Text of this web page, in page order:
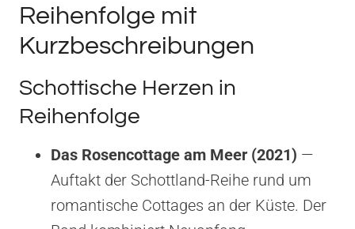
Reihenfolge mit
Kurzbeschreibungen
Schottische Herzen in
Reihenfolge
Das Rosencottage am Meer (2021) —
Auftakt der Schottland-Reihe rund um
romantische Cottages an der Küste. Der